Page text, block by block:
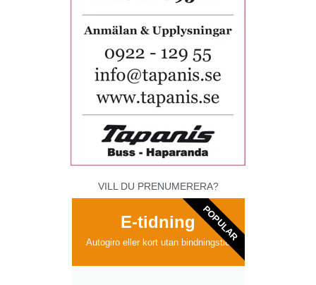
VILL DU PRENUMERERA?
E-tidning
Autogiro eller kort utan bindningstid
POPULAR